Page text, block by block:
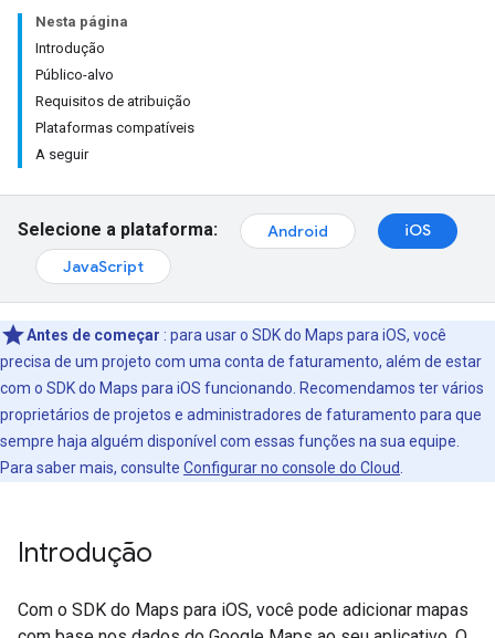
Nesta página
Introdução
Público-alvo
Requisitos de atribuição
Plataformas compatíveis
A seguir
Selecione a plataforma: Android
iOS
JavaScript
Antes de começar : para usar o SDK do Maps para iOS, você
precisa de um projeto com uma conta de faturamento, além de estar
com o SDK do Maps para iOS funcionando. Recomendamos ter vários
proprietários de projetos e administradores de faturamento para que
sempre haja alguém disponível com essas funções na sua equipe.
Para saber mais, consulte Configurar no console do Cloud
Introdução
Com o SDK do Maps para iOS, você pode adicionar mapas